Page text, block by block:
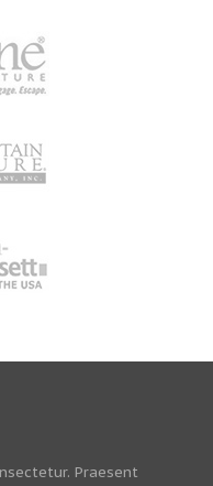
Praesent